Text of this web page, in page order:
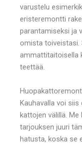
varustelu
eristeremontti
parantamiseksi ja
omista toiveistasi.
ammattitaitoisella
teettää.
Kauhavalla voi siis
kattojen välillä.
tarjouksen juuri
hatusta, koska se